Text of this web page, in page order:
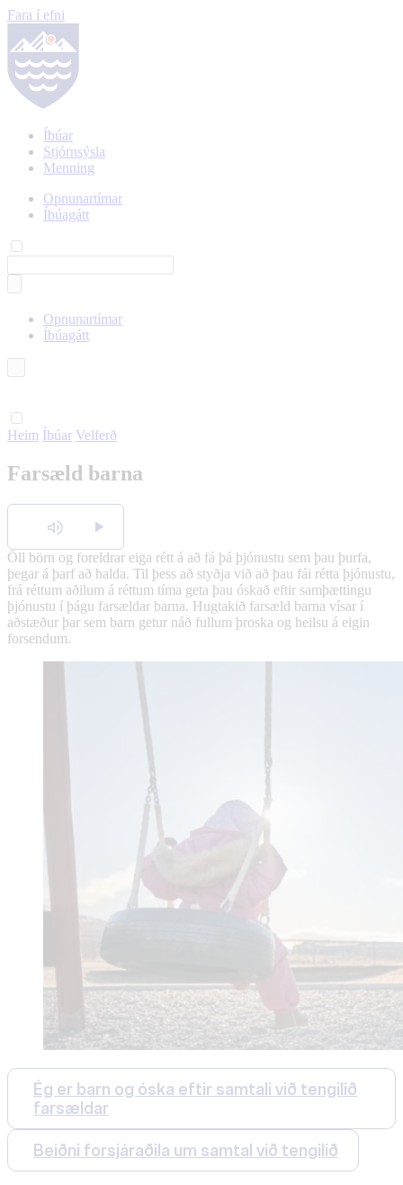
Fara í efni
Íbúar
Stjórnsýsla
Menning
Opnunartímar
Íbúagátt
Opnunartímar
Íbúagátt
Heim Íbúar Velferð
Farsæld barna
Hlusta
Öll börn og foreldrar eiga rétt á að fá þá þjónustu sem þau þurfa,
þegar á þarf að halda. Til þess að styðja við að þau fái rétta þjónustu,
frá réttum aðilum á réttum tíma geta þau óskað eftir samþættingu
þjónustu í þágu farsældar barna. Hugtakið farsæld barna vísar í
aðstæður þar sem barn getur náð fullum þroska og heilsu á eigin
forsendum.
Ég er barn og óska eftir samtali við tengilið
farsældar
Beiðni forsjáraðila um samtal við tengilið